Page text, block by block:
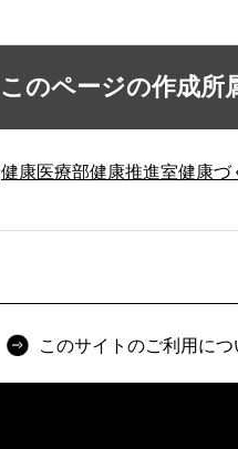
このページの作成所
健康医療部健康推進室健康
このサイトのご利用につ